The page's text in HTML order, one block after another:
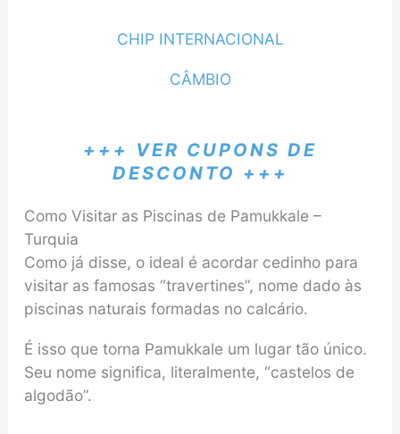
CHIP INTERNACIONAL
CÂMBIO
+++ VER CUPONS DE
DESCONTO +++
Como Visitar as Piscinas de Pamukkale –
Turquia
Como já disse, o ideal é acordar cedinho para
visitar as famosas “travertines”, nome dado às
piscinas naturais formadas no calcário.
É isso que torna Pamukkale um lugar tão único.
Seu nome significa, literalmente, “castelos de
algodão”.